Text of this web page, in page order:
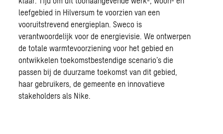
leefgebied in Hilversum te voorzien van een
vooruitstrevend energieplan. Sweco is
verantwoordelijk voor de energievisie. We ontwerpen
de totale warmtevoorziening voor het gebied en
ontwikkelen toekomstbestendige scenario’s die
passen bij de duurzame toekomst van dit gebied,
haar gebruikers, de gemeente en innovatieve
stakeholders als Nike.